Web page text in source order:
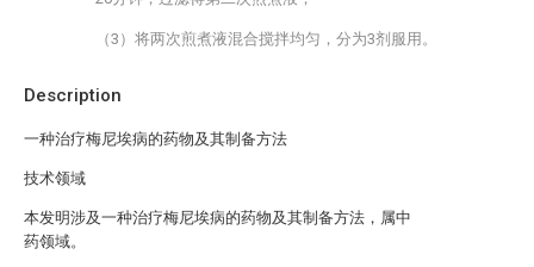
Description
一种治疗梅尼埃病的药物及其制备方法
技术领域
本发明涉及一种治疗梅尼埃病的药物及其制备方法，属中
药领域。
（3）将两次煎煮液混合搅拌均匀，分为3剂服用。